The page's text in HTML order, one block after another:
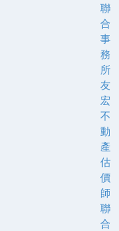
聯
合
事
務
所
友
宏
不
動
產
估
價
師
聯
合